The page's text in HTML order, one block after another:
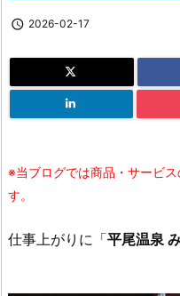
 2026-02-17
※当ブログでは商品・サービ
す。
仕事上がりに「平尾温泉